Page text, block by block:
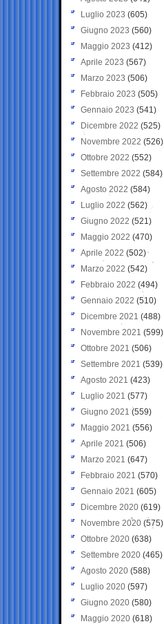
Luglio 2023 (605)
Giugno 2023 (560)
Maggio 2023 (412)
Aprile 2023 (567)
Marzo 2023 (506)
Febbraio 2023 (505)
Gennaio 2023 (541)
Dicembre 2022 (525)
Novembre 2022 (526)
Ottobre 2022 (552)
Settembre 2022 (584)
Agosto 2022 (584)
Luglio 2022 (562)
Giugno 2022 (521)
Maggio 2022 (470)
Aprile 2022 (502)
Marzo 2022 (542)
Febbraio 2022 (494)
Gennaio 2022 (510)
Dicembre 2021 (488)
Novembre 2021 (599)
Ottobre 2021 (506)
Settembre 2021 (539)
Agosto 2021 (423)
Luglio 2021 (577)
Giugno 2021(559)
Maggio 2021 (556)
Aprile 2021 (506)
Marzo 2021 (647)
Febbraio 2021 (570)
Gennaio 2021 (605)
Dicembre 2020 (619)
Novembre 2020 (575)
Ottobre 2020 (638)
Settembre 2020(465)
Agosto 2020 (588)
Luglio 2020 (597)
Giugno 2020 (580)
Maggio 2020 (618)